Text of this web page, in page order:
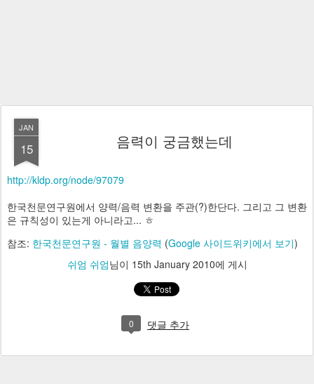
JAN
15 음력이 궁금했는데
http://kldp.org/node/97079
한국천문연구원에서 양력/음력 변환을 주관(?)한단다. 그리고 그 변환
은 규칙성이 있는게 아니라고... ㅎ
참조: 한국천문연구원 - 월별 음양력 (Google 사이드위키에서 보기)
쉬엄 쉬엄님이 15th January 2010에 게시
0 댓글 추가